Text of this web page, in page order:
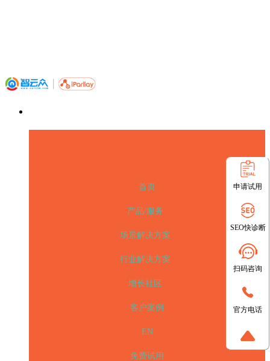
首页
产品/服务
场景解决方案
行业解决方案
增长社区
客户案例
EN
免费试用
申请试用
SEO快诊断
扫码咨询
官方电话